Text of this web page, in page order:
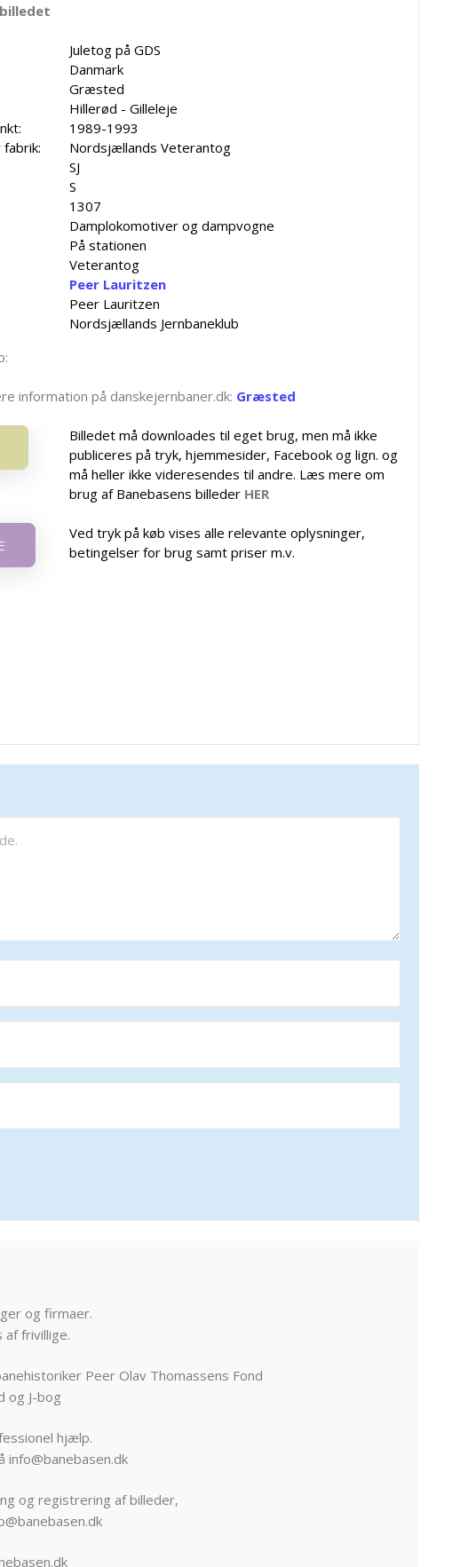
Juletog på GDS
Danmark
Græsted
Hillerød - Gilleleje
1989-1993
Nordsjællands Veterantog
SJ
S
1307
Damplokomotiver og dampvogne
På stationen
Veterantog
Peer Lauritzen
Peer Lauritzen
Nordsjællands Jernbaneklub
information på danskejernbaner.dk: Græsted
Billedet må downloades til eget brug, men må ikke
publiceres på tryk, hjemmesider, Facebook og lign. og
må heller ikke videresendes til andre. Læs mere om
brug af Banebasens billeder HER
Ved tryk på køb vises alle relevante oplysninger,
betingelser for brug samt priser m.v.
og firmaer.
frivillige.
Peer Olav Thomassens Fond
og J-bog
hjælp.
info@banebasen.dk
og registrering af billeder,